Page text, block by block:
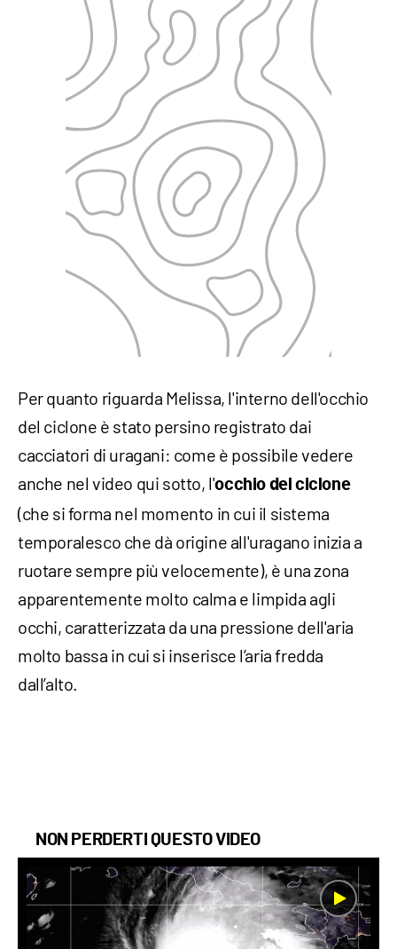
Per quanto riguarda Melissa, l'interno dell'occhio
del ciclone è stato persino registrato dai
cacciatori di uragani: come è possibile vedere
anche nel video qui sotto, l'occhio del ciclone
(che si forma nel momento in cui il sistema
temporalesco che dà origine all'uragano inizia a
ruotare sempre più velocemente), è una zona
apparentemente molto calma e limpida agli
occhi, caratterizzata da una pressione dell'aria
molto bassa in cui si inserisce l’aria fredda
dall’alto.
NON PERDERTI QUESTO VIDEO